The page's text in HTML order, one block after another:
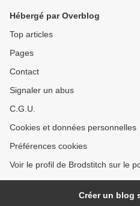
Hébergé par Overblog
Top articles
Pages
Contact
Signaler un abus
C.G.U.
Cookies et données personnelles
Préférences cookies
Voir le profil de Brodstitch sur le
Créer un blog